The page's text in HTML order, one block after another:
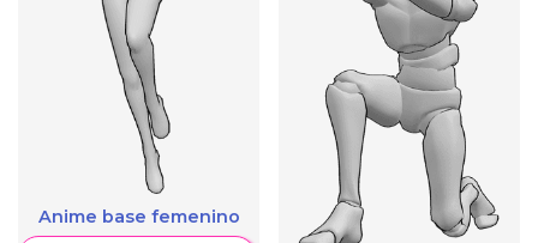
Anime base femenino